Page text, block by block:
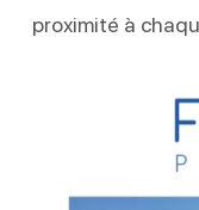
proximité à